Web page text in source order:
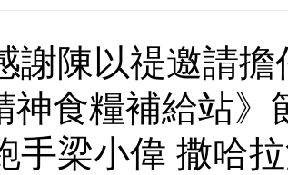
謝陳以禔邀請擔
神食糧補給站》
手梁小偉 撒哈